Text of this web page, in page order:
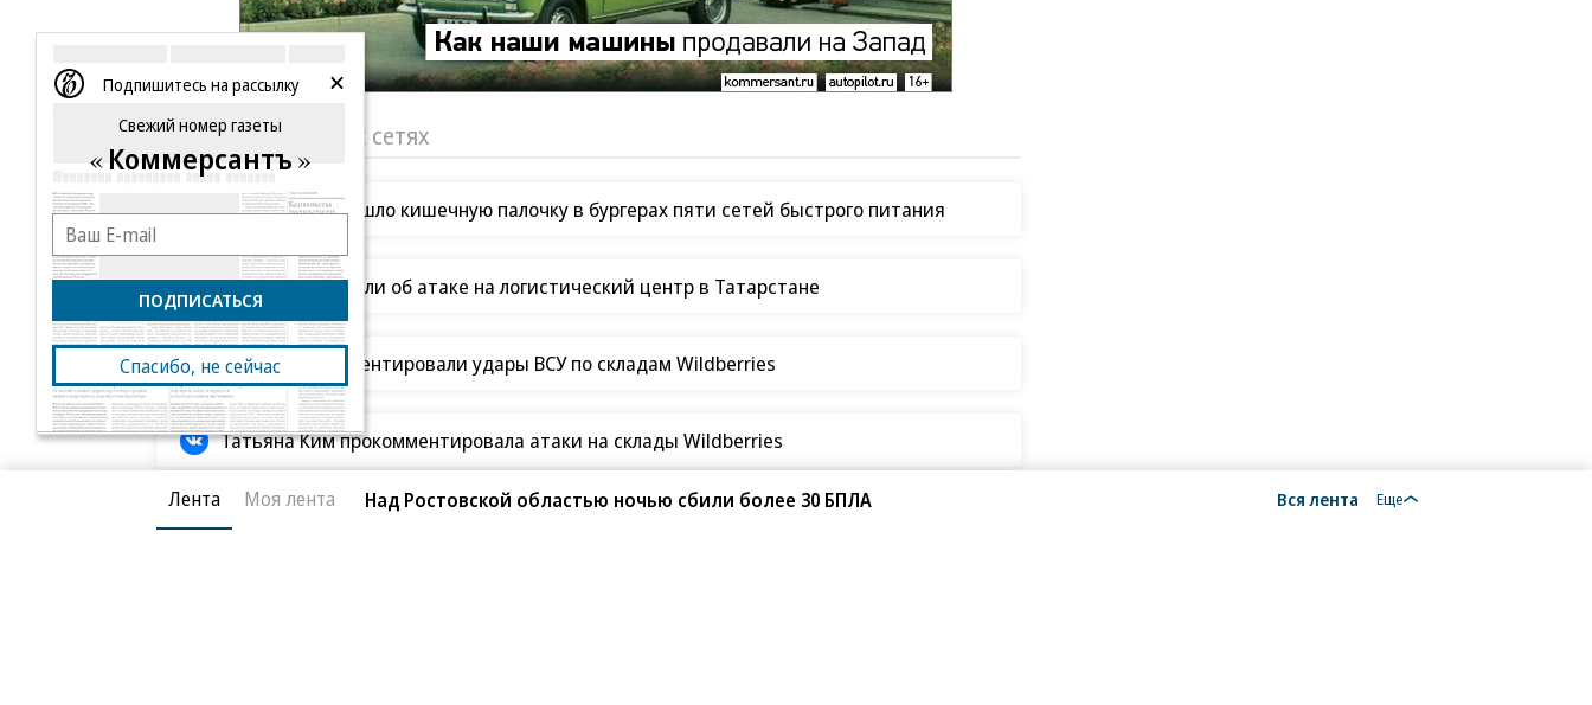
«Ъ» в социальных сетях
Роскачество нашло кишечную палочку в бургерах пяти сетей быстрого питания
В Ozon рассказали об атаке на логистический центр в Татарстане
В ООН прокомментировали удары ВСУ по складам Wildberries
Татьяна Ким прокомментировала атаки на склады Wildberries
Лента Моя лента Над Ростовской областью ночью сбили более 30 БПЛА Вся лента Еще
Подпишитесь на рассылку
Свежий номер газеты
Коммерсантъ
ПОДПИСАТЬСЯ
Спасибо, не сейчас